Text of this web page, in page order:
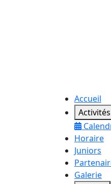
Accueil
Activités
Horaire
Juniors
Galerie